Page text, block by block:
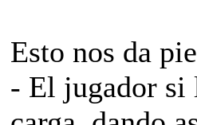
Esto nos da
- El jugador si